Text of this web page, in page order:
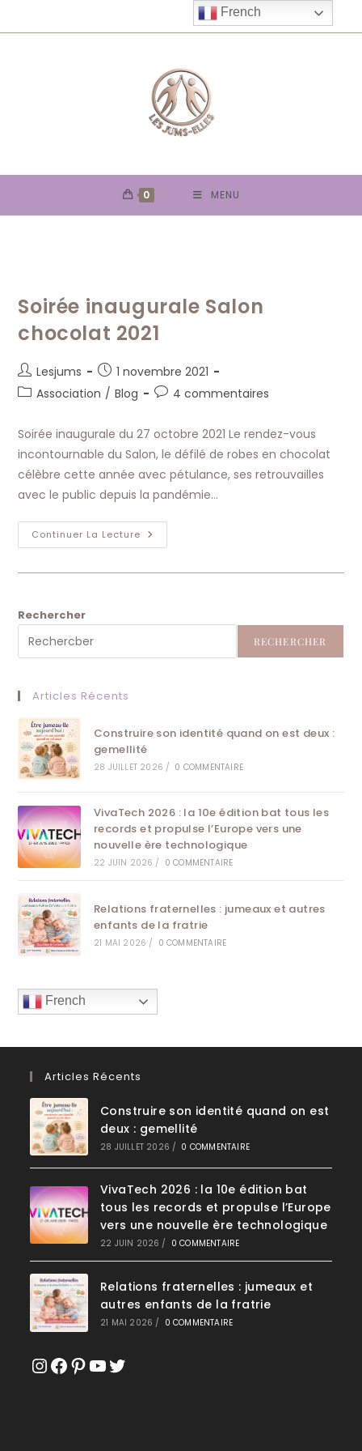
to
0 MENU
Soirée inaugurale Salon
chocolat 2021
Auteur/autrice
de
Lesjums
Publication
publiée :
1 novembre 2021
PostAssociation / Blog
Commentaires
publication :
4 commentaires
Soirée inaugurale du 27 octobre 2021 Le rendez-vous
incontournable du Salon, le défilé de robes en chocolat
célèbre cette année avec pétulance, ses retrouvailles
avec le public depuis la pandémie…
Continuer La Lecture Soirée
Inaugurale
Chocolat
Rechercher
RECHERCHER
Articles Récents
Construire son identité quand on est deux :
gemellité
28 JUILLET 2026 / 0 COMMENTAIRE
VivaTech 2026 : la 10e édition bat tous les
records et propulse l’Europe vers une
nouvelle ère technologique
22 JUIN 2026 / 0 COMMENTAIRE
Relations fraternelles : jumeaux et autres
enfants de la fratrie
21 MAI 2026 / 0 COMMENTAIRE
French
Articles Récents
Construire son identité quand on est
deux : gemellité
28 JUILLET 2026 / 0 COMMENTAIRE
VivaTech 2026 : la 10e édition bat
tous les records et propulse l’Europe
vers une nouvelle ère technologique
22 JUIN 2026 / 0 COMMENTAIRE
Relations fraternelles : jumeaux et
autres enfants de la fratrie
21 MAI 2026 / 0 COMMENTAIRE
Instagram
Facebook
Pinterest
YouTube
Twitter
French